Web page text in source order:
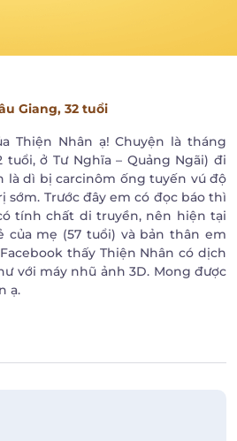
Giang, 32 tuổi
Thiện Nhân ạ! Chuyện là tháng
ở Tư Nghĩa – Quảng Ngãi) đi
là dì bị carcinôm ống tuyến vú độ
sớm. Trước đây em có đọc báo thì
tính chất di truyền, nên hiện tại
của mẹ (57 tuổi) và bản thân em
thấy Thiện Nhân có dịch
với máy nhũ ảnh 3D. Mong được
ạ.